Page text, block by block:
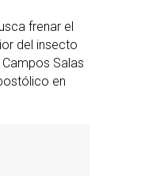
frenar el
del insecto
Salas
en